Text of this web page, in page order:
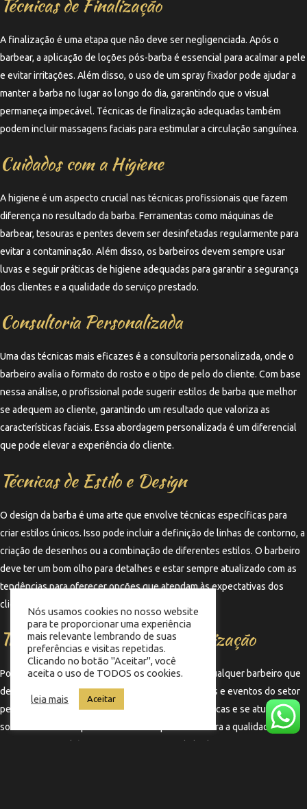
A finalização é uma etapa que não deve ser negligenciada. Após o
barbear, a aplicação de loções pós-barba é essencial para acalmar a pele
e evitar irritações. Além disso, o uso de um spray fixador pode ajudar a
manter a barba no lugar ao longo do dia, garantindo que o visual
permaneça impecável. Técnicas de finalização adequadas também
podem incluir massagens faciais para estimular a circulação sanguínea.
Cuidados com a Higiene
A higiene é um aspecto crucial nas técnicas profissionais que fazem
diferença no resultado da barba. Ferramentas como máquinas de
barbear, tesouras e pentes devem ser desinfetadas regularmente para
evitar a contaminação. Além disso, os barbeiros devem sempre usar
luvas e seguir práticas de higiene adequadas para garantir a segurança
dos clientes e a qualidade do serviço prestado.
Consultoria Personalizada
Uma das técnicas mais eficazes é a consultoria personalizada, onde o
barbeiro avalia o formato do rosto e o tipo de pelo do cliente. Com base
nessa análise, o profissional pode sugerir estilos de barba que melhor
se adequem ao cliente, garantindo um resultado que valoriza as
características faciais. Essa abordagem personalizada é um diferencial
que pode elevar a experiência do cliente.
Técnicas de Estilo e Design
O design da barba é uma arte que envolve técnicas específicas para
criar estilos únicos. Isso pode incluir a definição de linhas de contorno, a
criação de desenhos ou a combinação de diferentes estilos. O barbeiro
deve ter um bom olho para detalhes e estar sempre atualizado com as
tendências para oferecer opções que atendam às expectativas dos
clientes.
Treinamento Contínuo e Atualização
Por fim, o treinamento contínuo é essencial para qualquer barbeiro que
deseja se destacar. Participar de workshops, cursos e eventos do setor
permite que os profissionais aprendam novas técnicas e se atualizem
sobre as melhores práticas. Isso não apenas melhora a qualidade do
Nós usamos cookies no nosso website
para te proporcionar uma experiência
mais relevante lembrando de suas
preferências e visitas repetidas.
Clicando no botão "Aceitar", você
aceita o uso de TODOS os cookies.
leia mais Aceitar